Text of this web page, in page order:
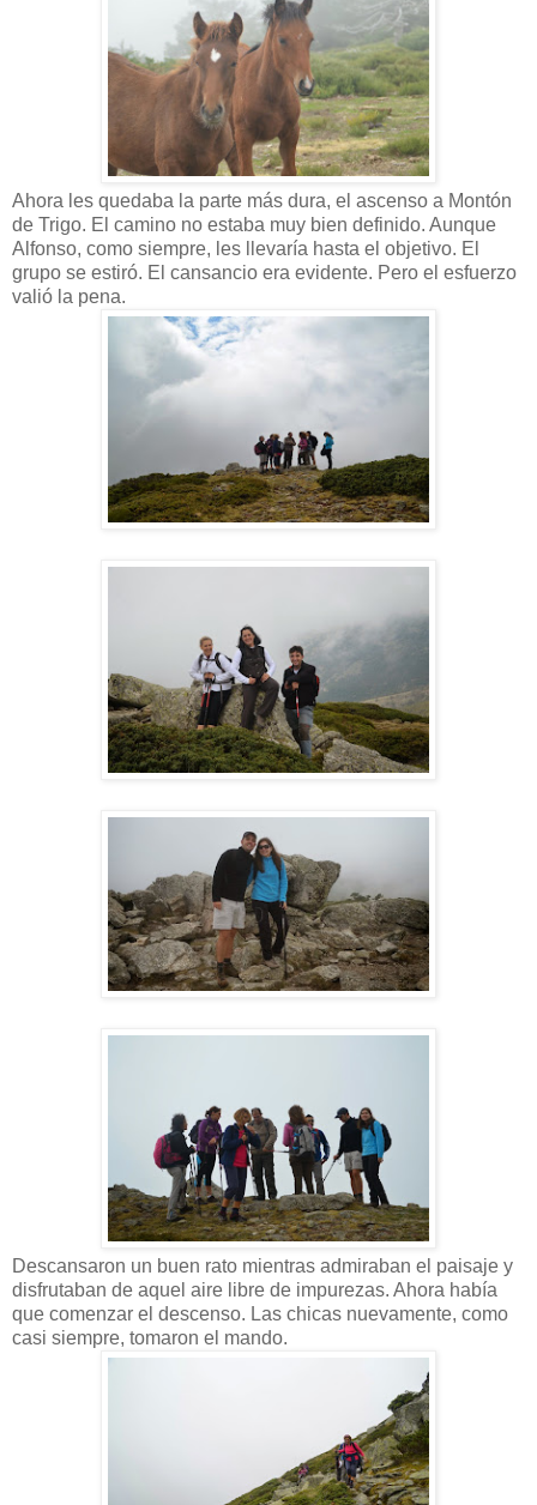
Ahora les quedaba la parte más dura, el ascenso a Montón
de Trigo. El camino no estaba muy bien definido. Aunque
Alfonso, como siempre, les llevaría hasta el objetivo. El
grupo se estiró. El cansancio era evidente. Pero el esfuerzo
valió la pena.
Descansaron un buen rato mientras admiraban el paisaje y
disfrutaban de aquel aire libre de impurezas. Ahora había
que comenzar el descenso. Las chicas nuevamente, como
casi siempre, tomaron el mando.